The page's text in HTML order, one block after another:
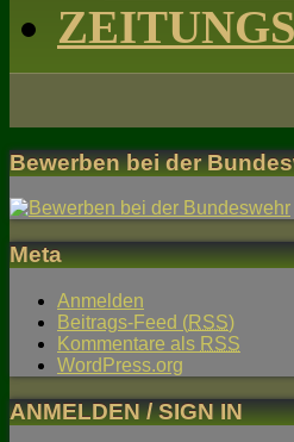
Bewerben bei der
Meta
Anmelden
Beitrags-Feed (RSS)
Kommentare als RSS
WordPress.org
ANMELDEN / SIGN IN